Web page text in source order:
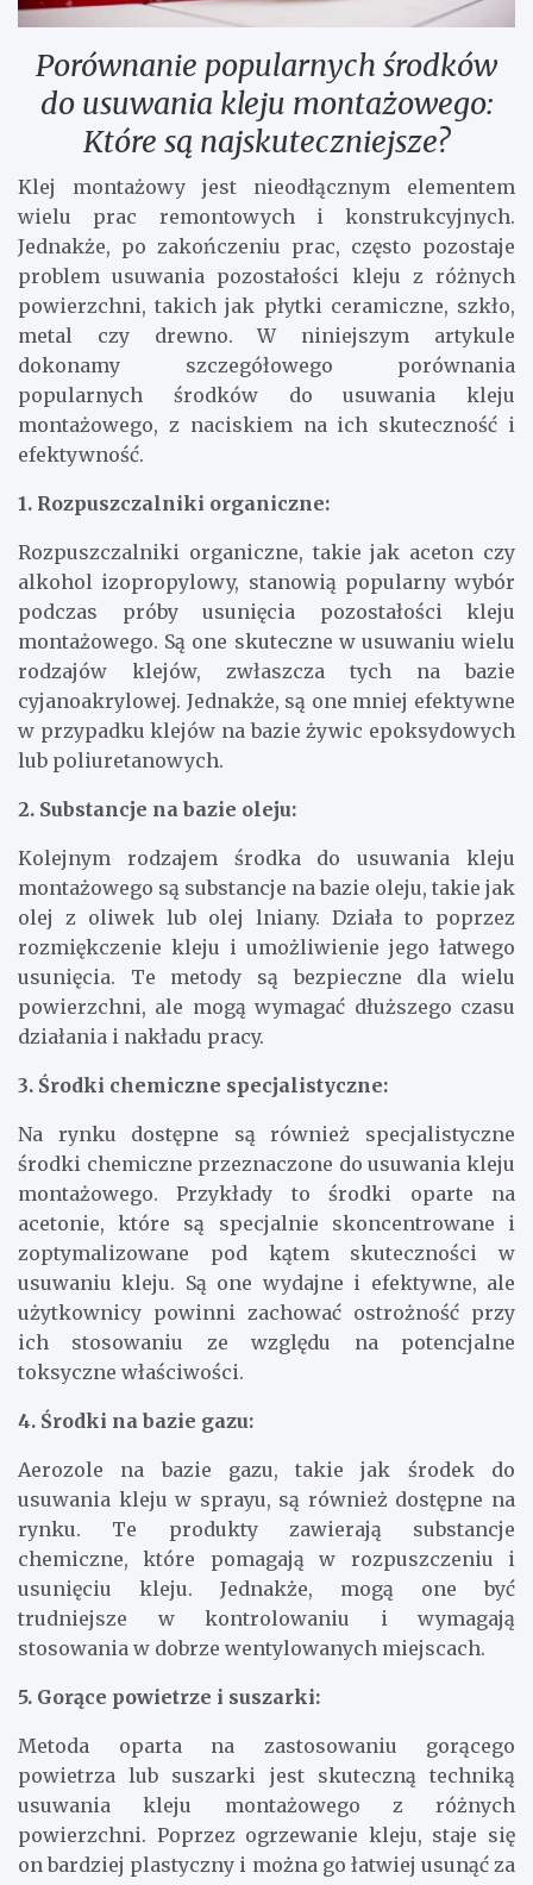
Porównanie popularnych środków
do usuwania kleju montażowego:
Które są najskuteczniejsze?
Klej montażowy jest nieodłącznym elementem
wielu prac remontowych i konstrukcyjnych.
Jednakże, po zakończeniu prac, często pozostaje
problem usuwania pozostałości kleju z różnych
powierzchni, takich jak płytki ceramiczne, szkło,
metal czy drewno. W niniejszym artykule
dokonamy szczegółowego porównania
popularnych środków do usuwania kleju
montażowego, z naciskiem na ich skuteczność i
efektywność.
1. Rozpuszczalniki organiczne:
Rozpuszczalniki organiczne, takie jak aceton czy
alkohol izopropylowy, stanowią popularny wybór
podczas próby usunięcia pozostałości kleju
montażowego. Są one skuteczne w usuwaniu wielu
rodzajów klejów, zwłaszcza tych na bazie
cyjanoakrylowej. Jednakże, są one mniej efektywne
w przypadku klejów na bazie żywic epoksydowych
lub poliuretanowych.
2. Substancje na bazie oleju:
Kolejnym rodzajem środka do usuwania kleju
montażowego są substancje na bazie oleju, takie jak
olej z oliwek lub olej lniany. Działa to poprzez
rozmiękczenie kleju i umożliwienie jego łatwego
usunięcia. Te metody są bezpieczne dla wielu
powierzchni, ale mogą wymagać dłuższego czasu
działania i nakładu pracy.
3. Środki chemiczne specjalistyczne:
Na rynku dostępne są również specjalistyczne
środki chemiczne przeznaczone do usuwania kleju
montażowego. Przykłady to środki oparte na
acetonie, które są specjalnie skoncentrowane i
zoptymalizowane pod kątem skuteczności w
usuwaniu kleju. Są one wydajne i efektywne, ale
użytkownicy powinni zachować ostrożność przy
ich stosowaniu ze względu na potencjalne
toksyczne właściwości.
4. Środki na bazie gazu:
Aerozole na bazie gazu, takie jak środek do
usuwania kleju w sprayu, są również dostępne na
rynku. Te produkty zawierają substancje
chemiczne, które pomagają w rozpuszczeniu i
usunięciu kleju. Jednakże, mogą one być
trudniejsze w kontrolowaniu i wymagają
stosowania w dobrze wentylowanych miejscach.
5. Gorące powietrze i suszarki:
Metoda oparta na zastosowaniu gorącego
powietrza lub suszarki jest skuteczną techniką
usuwania kleju montażowego z różnych
powierzchni. Poprzez ogrzewanie kleju, staje się
on bardziej plastyczny i można go łatwiej usunąć za